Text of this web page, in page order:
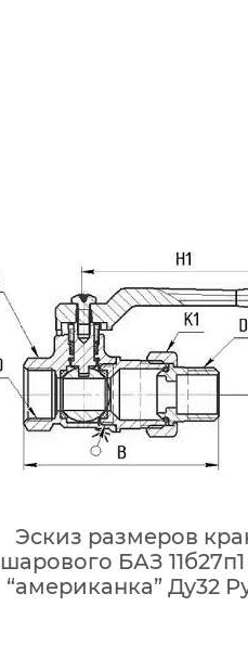
Эскиз размеров
шарового БАЗ 11б27п1
“американка” Ду32